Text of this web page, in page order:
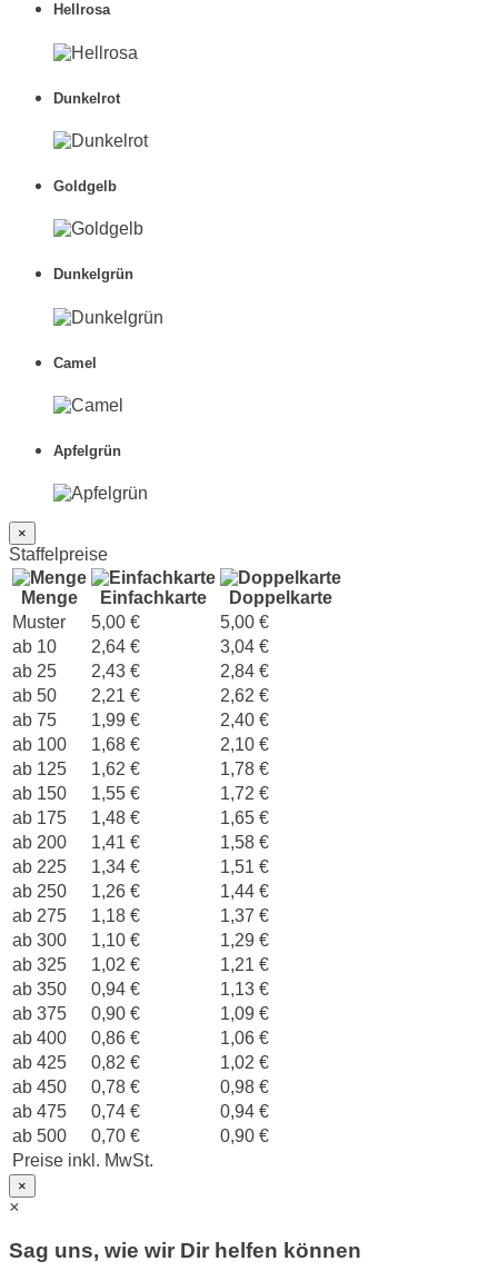
Hellrosa
Dunkelrot
Goldgelb
Dunkelgrün
Camel
Apfelgrün
×
Staffelpreise
Menge Einfachkarte Doppelkarte
Preise inkl. MwSt.
Muster 5,00 €
5,00 €
ab 10
2,64 €
3,04 €
ab 25
2,43 €
2,84 €
ab 50
2,21 €
2,62 €
ab 75
1,99 €
2,40 €
ab 100
1,68 €
2,10 €
ab 125
1,62 €
1,78 €
ab 150
1,55 €
1,72 €
ab 175
1,48 €
1,65 €
ab 200
1,41 €
1,58 €
ab 225
1,34 €
1,51 €
ab 250
1,26 €
1,44 €
ab 275
1,18 €
1,37 €
ab 300
1,10 €
1,29 €
ab 325
1,02 €
1,21 €
ab 350
0,94 €
1,13 €
ab 375
0,90 €
1,09 €
ab 400
0,86 €
1,06 €
ab 425
0,82 €
1,02 €
ab 450
0,78 €
0,98 €
ab 475
0,74 €
0,94 €
ab 500
0,70 € 0,90 €
×
×
Sag uns, wie wir Dir helfen können